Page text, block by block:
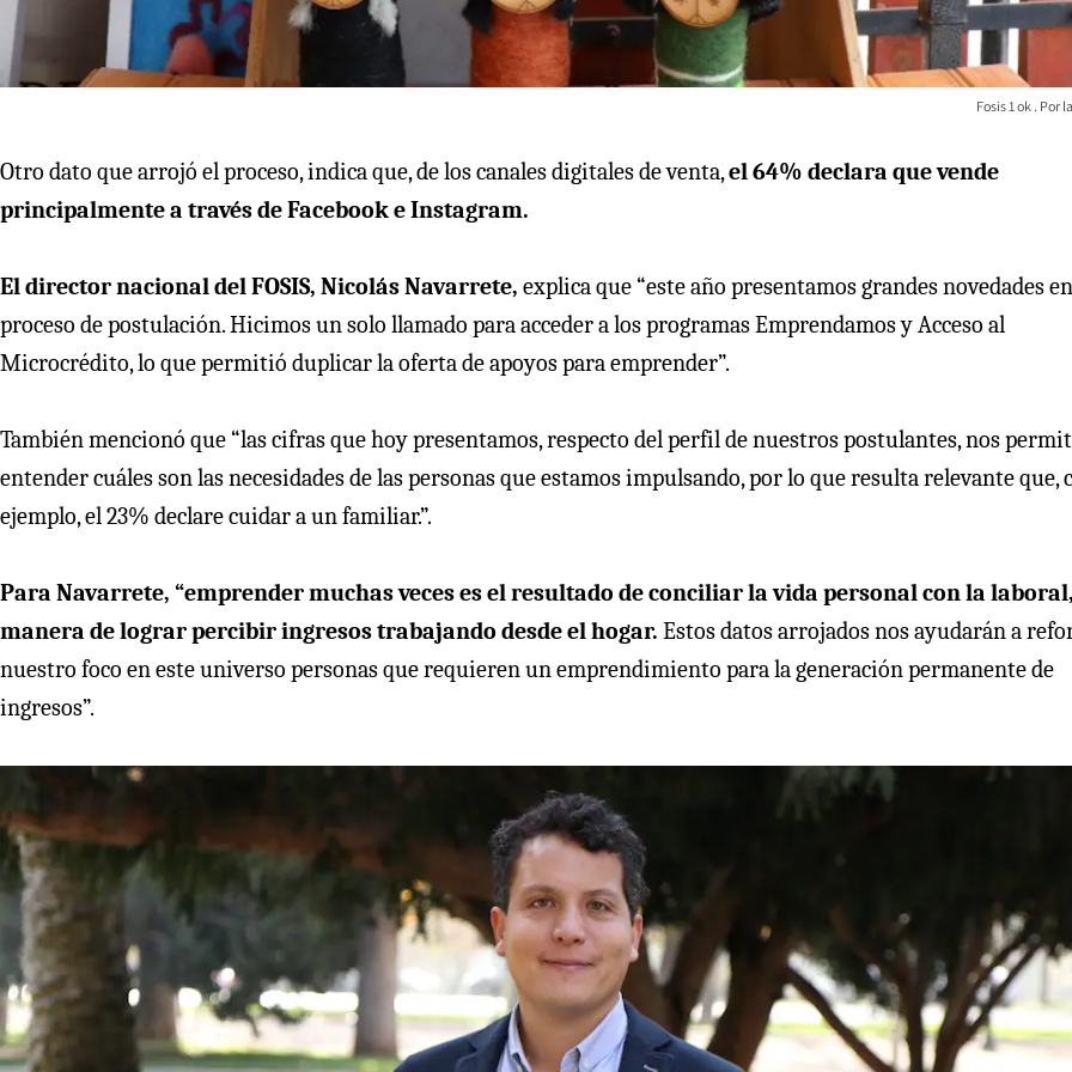
Fosis 1 ok
Otro dato que arrojó el proceso, indica que, de los canales digitales de venta,el 64% declara que vende
principalmente a través de Facebook e Instagram.
El director nacional del FOSIS, Nicolás Navarrete, explica que “este año presentamos grandes novedades
proceso de postulación. Hicimos un solo llamado para acceder a los programas Emprendamos y Acceso al
Microcrédito, lo que permitió duplicar la oferta de apoyos para emprender”.
También mencionó que “las cifras que hoy presentamos, respecto del perfil de nuestros postulantes, nos
entender cuáles son las necesidades de las personas que estamos impulsando, por lo que resulta relevante que,
ejemplo, el 23% declare cuidar a un familiar.”.
Para Navarrete, “emprender muchas veces es el resultado de conciliar la vida personal con la
manera de lograr percibir ingresos trabajando desde el hogar. Estos datos arrojados nos ayudarán a
nuestro foco en este universo personas que requieren un emprendimiento para la generación permanente de
ingresos”.